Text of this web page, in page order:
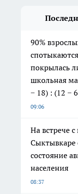
90%
покрылась
школьная
− 18) : (12 −
09:06
На встрече
Сыктывкаре
состояние
населения
08:37